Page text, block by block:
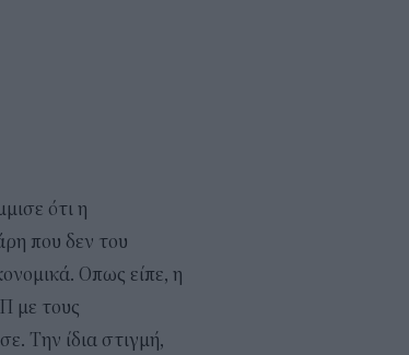
ότι η
που δεν του
Οπως είπε, η
με τους
Την ίδια στιγμή,